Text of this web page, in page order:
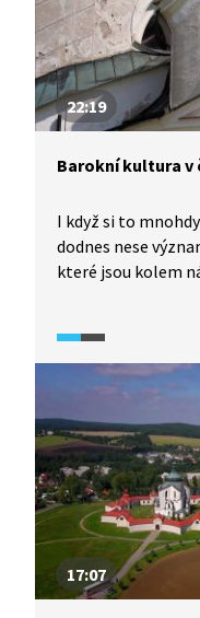
22:19
Barokní kultura v
I když si to
dodnes nese
které jsou kolem
nejvýznamnějších
území a nechte
17:07